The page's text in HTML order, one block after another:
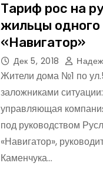
Тариф рос на
жильцы
«Навигатор»
Дек 5, 2018
Жители дома №1 по
заложниками
управляющая
под руководством
«Навигатор»,
Каменчука…